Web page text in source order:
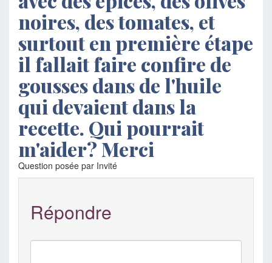
noires, des tomates, et
surtout en première étape
il fallait faire confire de
gousses dans de l'huile
qui devaient dans la
recette. Qui pourrait
m'aider? Merci
Question posée par Invité
Répondre